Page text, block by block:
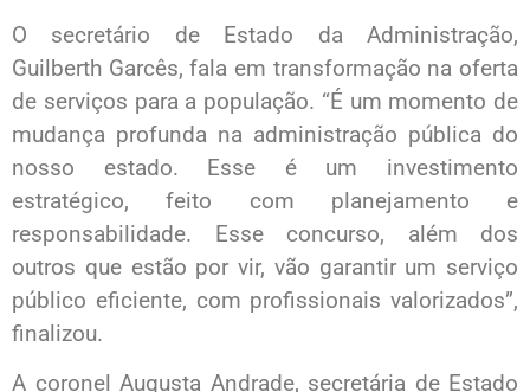
O secretário de Estado da Administração,
Guilberth Garcês, fala em transformação na oferta
de serviços para a população. “É um momento de
mudança profunda na administração pública do
nosso estado. Esse é um investimento
estratégico, feito com planejamento e
responsabilidade. Esse concurso, além dos
outros que estão por vir, vão garantir um serviço
público eficiente, com profissionais valorizados”,
finalizou.
A coronel Augusta Andrade, secretária de Estado